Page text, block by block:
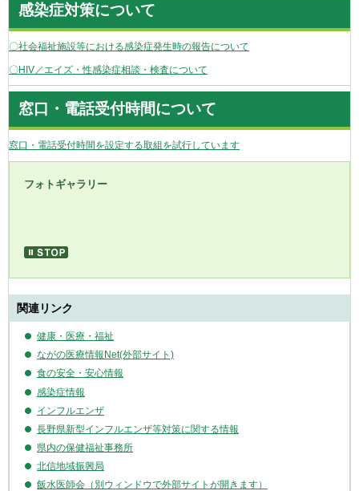
感染症対策について
〇社会福祉施設等における感染症発生時の報告について
〇HIV／エイズ・性感染症相談・検査について
窓口・電話受付時間について
窓口・電話受付時間を設定する取組を試行しています
フォトギャラリー
新しい飼い主を探しています。
犬ねこの譲り受けをご希望の方は、動物関係インフォメーションの「
ねこの譲渡希望情報」をご覧いただき、食品生活衛生課乳肉・動物衛生
長野県は、県民の皆様が生きがいを持ち、健やかで幸せに暮らせる「し
あわせ健康県」の実現を目指します。
※ACEは脳卒中等の生活習慣病予防に効果のあるAction（体を動か
一番の健康長寿を目指す想いをこめたものです。
関連リンク
健康・医療・福祉